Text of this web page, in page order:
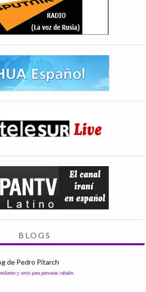
BLOGS
de Pedro Pitarch
y serio para personas cabales